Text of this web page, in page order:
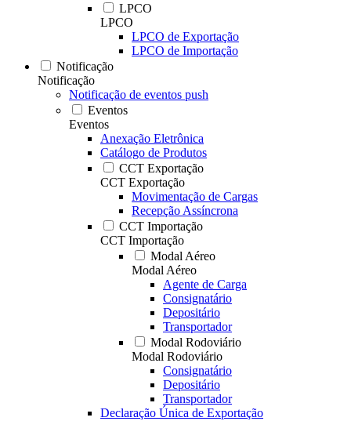
LPCO
LPCO
LPCO de Exportação
LPCO de Importação
Notificação
Notificação
Notificação de eventos push
Eventos
Eventos
Anexação Eletrônica
Catálogo de Produtos
CCT Exportação
CCT Exportação
Movimentação de Cargas
Recepção Assíncrona
CCT Importação
CCT Importação
Modal Aéreo
Modal Aéreo
Agente de Carga
Consignatário
Depositário
Transportador
Modal Rodoviário
Modal Rodoviário
Consignatário
Depositário
Transportador
Declaração Única de Exportação